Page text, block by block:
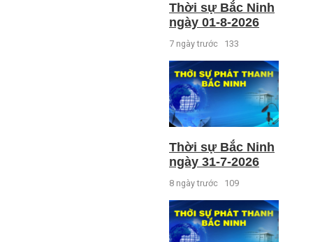
Thời sự Bắc Ninh
ngày 01-8-2026
7 ngày trước 133
Thời sự Bắc Ninh
ngày 31-7-2026
8 ngày trước 109